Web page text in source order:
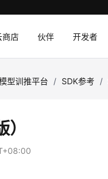
商店 伙伴 开发者
型训推平台 / SDK参考 /